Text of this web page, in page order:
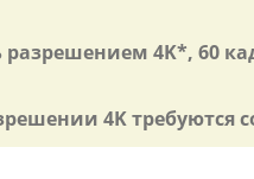
разрешением 4K*, 60
4K требуются